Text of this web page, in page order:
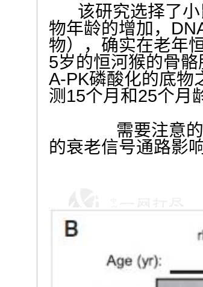
该研究选择了小
物年龄的增加，
物），确实在老年
5岁的恒河猴的骨
A-PK磷酸化的底物
测 15个月和25个月
需要注意
的衰老信号通路影